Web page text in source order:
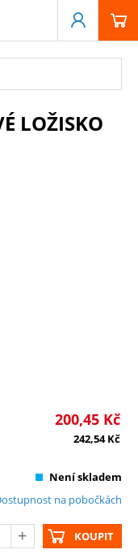
LOŽISKO
200,45 Kč
242,54Kč
Není skladem
na pobočkách
KOUPIT